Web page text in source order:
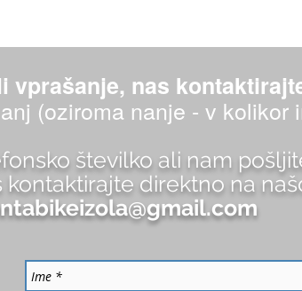
vprašanje, nas
(oziroma nanje - v kolikor
številko ali nam
direktno na